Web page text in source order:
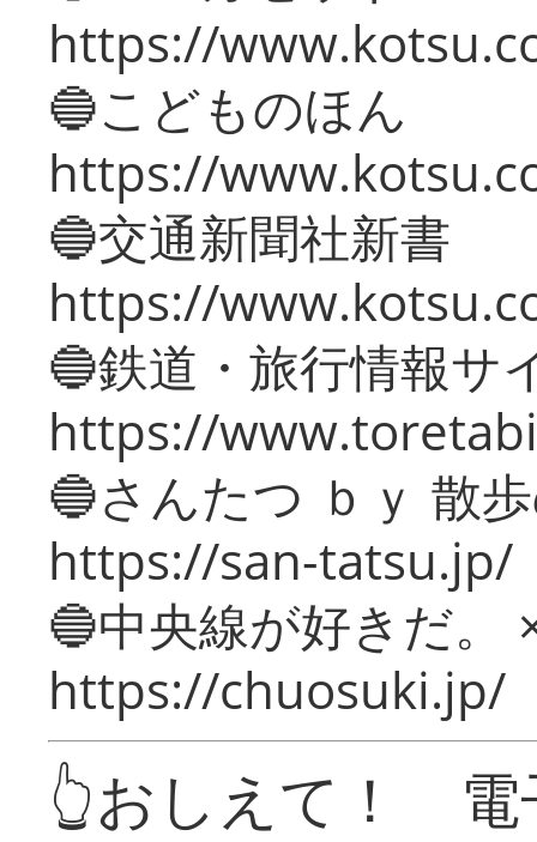
https://
🔵こどものほん
https://
🔵交通新聞社新書
https://
🔵鉄道・旅行情報サ
https://
🔵さんたつ ｂｙ 散
https://san-tatsu.jp/
🔵中央線が好きだ。
https://chuosuki.jp/
👆おしえて！ 電